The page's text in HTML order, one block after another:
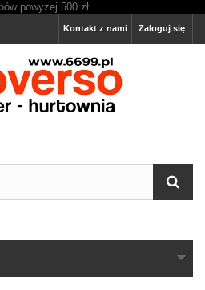
Zaloguj się
Kontakt z nami